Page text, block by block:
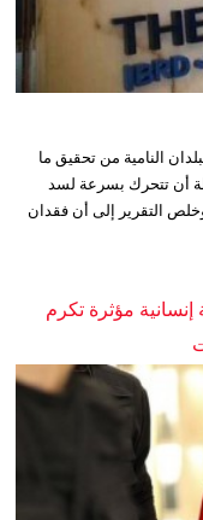
النامية من تحقيق ما
أن تتحرك بسرعة لسد
التقرير إلى أن فقدان
مؤثرة تكرم